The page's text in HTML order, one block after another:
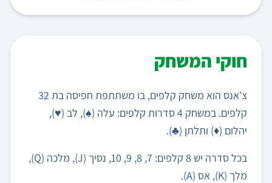
חוקי המשחק
צ'אנס הוא משחק קלפים, בו משתתפת חפיסה בת 32
קלפים. במשחק 4 סדרות קלפים: עלה (♠), לב (♥),
יהלום (♦) ותלתן (♣).
בכל סדרה יש 8 קלפים: 7, 8, 9, 10, נסיך (J), מלכה (Q),
מלך (K), אס (A).